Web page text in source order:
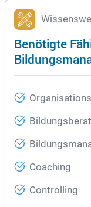
Benötigte
Coaching
Controlling